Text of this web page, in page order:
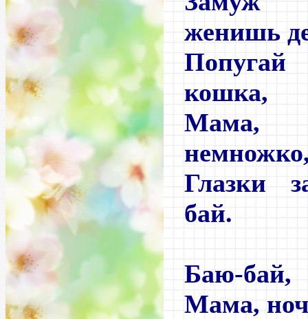
женишь
Попугай
кошка,
Мама,
Глазки
бай.
Баю-
Мама,